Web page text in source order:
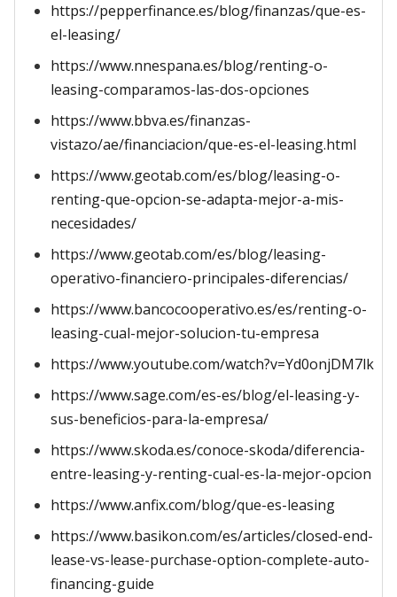
https://pepperfinance.es/blog/finanzas/que-es-
el-leasing/
https://www.nnespana.es/blog/renting-o-
leasing-comparamos-las-dos-opciones
https://www.bbva.es/finanzas-
vistazo/ae/financiacion/que-es-el-leasing.html
https://www.geotab.com/es/blog/leasing-o-
renting-que-opcion-se-adapta-mejor-a-mis-
necesidades/
https://www.geotab.com/es/blog/leasing-
operativo-financiero-principales-diferencias/
https://www.bancocooperativo.es/es/renting-o-
leasing-cual-mejor-solucion-tu-empresa
https://www.youtube.com/watch?v=Yd0onjDM7lk
https://www.sage.com/es-es/blog/el-leasing-y-
sus-beneficios-para-la-empresa/
https://www.skoda.es/conoce-skoda/diferencia-
entre-leasing-y-renting-cual-es-la-mejor-opcion
https://www.anfix.com/blog/que-es-leasing
https://www.basikon.com/es/articles/closed-end-
lease-vs-lease-purchase-option-complete-auto-
financing-guide